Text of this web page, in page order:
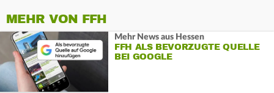
MEHR VON FFH
Mehr News aus Hessen
FFH ALS BEVORZUGTE QUELLE
BEI GOOGLE